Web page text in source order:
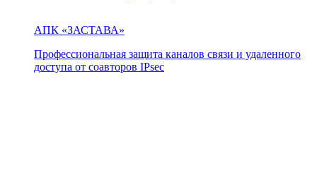
АПК «ЗАСТАВА»
Профессиональная защита каналов связи и удаленного
доступа от соавторов IPsec